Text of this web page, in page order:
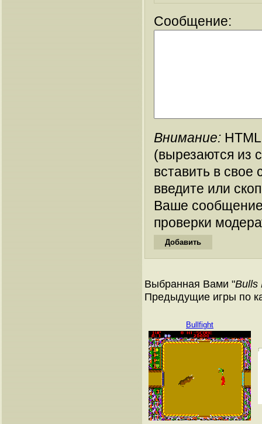
Сообщение:
Внимание:
(вырезаются из
вставить в
введите или
Ваше
проверки
Выбранная Вами "Bulls
Предыдущие игры по
Bullfight